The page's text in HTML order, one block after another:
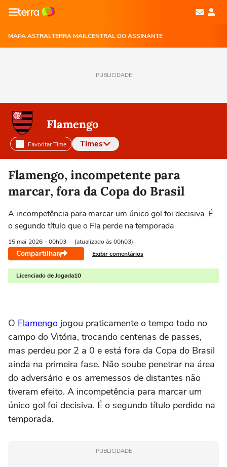
MAPA ASTRALTERRA MAILCENTRAL DO ASSINANTE
PUBLICIDADE
Flamengo
Favoritar Time Times
Selecione o time para ver as notícias
Flamengo, incompetente para
marcar, fora da Copa do Brasil
A incompetência para marcar um único gol foi decisiva. É
o segundo título que o Fla perde na temporada
15 mai 2026 - 00h03 (atualizado às 00h03)
Compartilhar Exibir comentários
Licenciado de Jogada10
O Flamengo jogou praticamente o tempo todo no
campo do Vitória, trocando centenas de passes,
mas perdeu por 2 a 0 e está fora da Copa do Brasil
ainda na primeira fase. Não soube penetrar na área
do adversário e os arremessos de distantes não
tiveram efeito. A incompetência para marcar um
único gol foi decisiva. É o segundo título perdido na
temporada.
PUBLICIDADE